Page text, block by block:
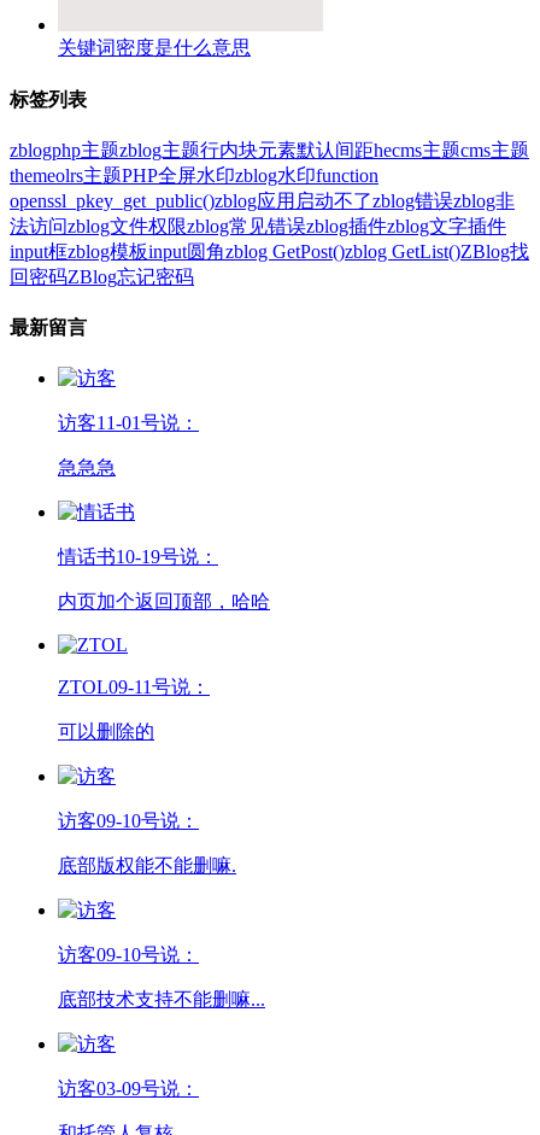
关键词密度是什么意思
标签列表
zblogphp主题zblog主题行内块元素默认间距hecms主题cms主题
themeolrs主题PHP全屏水印zblog水印function
openssl_pkey_get_public()zblog应用启动不了zblog错误zblog非
法访问zblog文件权限zblog常见错误zblog插件zblog文字插件
input框zblog模板input圆角zblog GetPost()zblog GetList()ZBlog找
回密码ZBlog忘记密码
最新留言
访客11-01号说：
急急急
情话书10-19号说：
内页加个返回顶部，哈哈
ZTOL09-11号说：
可以删除的
访客09-10号说：
底部版权能不能删嘛.
访客09-10号说：
底部技术支持不能删嘛...
访客03-09号说：